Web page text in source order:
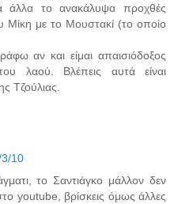
άλλα το ανακάλυψα προχθές
Μίκη με το Μουστακί (το οποίο
αν και είμαι απαισιόδοξος
λαού. Βλέπεις αυτά είναι
Τζούλιας.
10
το Σαντιάγκο μάλλον δεν
youtube, βρίσκεις όμως άλλες